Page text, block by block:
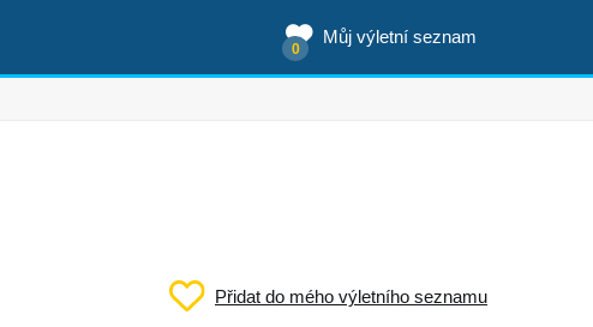
Můj výletní seznam
0
Přidat do mého výletního seznamu